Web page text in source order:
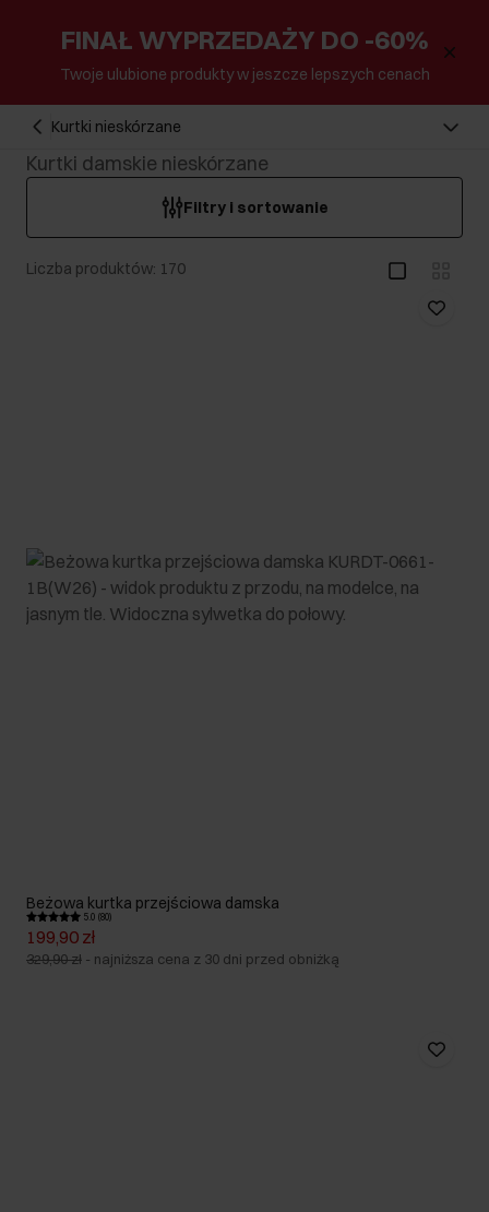
FINAŁ WYPRZEDAŻY DO -60%
Twoje ulubione produkty w jeszcze lepszych cenach
Kurtki nieskórzane
Kurtki damskie nieskórzane
Filtry i sortowanie
Liczba produktów: 170
Beżowa kurtka przejściowa damska
5.0 (80)
199,90 zł
329,90 zł - najniższa cena z 30 dni przed obniżką